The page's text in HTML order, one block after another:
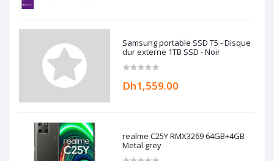
Samsung portable SSD T5 - Disque
dur externe 1TB SSD - Noir
Dh1,559.00
realme C25Y RMX3269 64GB+4GB
Metal grey